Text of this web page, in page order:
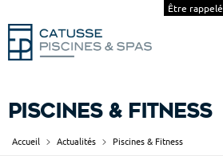
Être rappelé
Piscines & Fitness
Accueil Actualités Piscines & Fitness